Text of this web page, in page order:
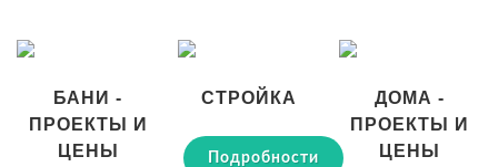
БАНИ -
ПРОЕКТЫ И
ЦЕНЫ
СТРОЙКА
Подробности
ДОМА -
ПРОЕКТЫ И
ЦЕНЫ